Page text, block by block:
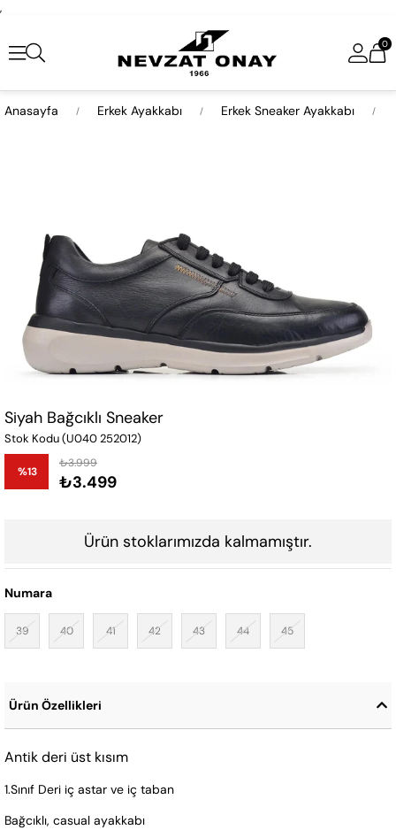
,
0
Anasayfa Erkek Ayakkabı Erkek Sneaker Ayakkabı
Siyah Bağcıklı Sneaker
Stok Kodu(U040 252012)
%13
İndirim
₺3.999
₺3.499
Ürün stoklarımızda kalmamıştır.
Numara
39 40 41 42 43 44 45
Ürün Özellikleri
Antik deri üst kısım
1.Sınıf Deri iç astar ve iç taban
Bağcıklı, casual ayakkabı